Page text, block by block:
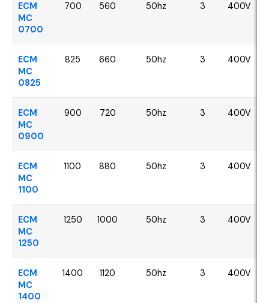
ECM
MC
0700
700 560 50hz 3 400V
ECM
MC
0825
825 660 50hz 3 400V
ECM
MC
0900
900 720 50hz 3 400V
ECM
MC
1100
1100 880 50hz 3 400V
ECM
MC
1250
1250 1000 50hz 3 400V
ECM
MC
1400
1400 1120 50hz 3 400V